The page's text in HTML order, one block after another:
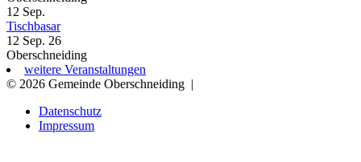
12 Sep.
Tischbasar
12 Sep. 26
Oberschneiding
weitere Veranstaltungen
© 2026 Gemeinde Oberschneiding |
Datenschutz
Impressum